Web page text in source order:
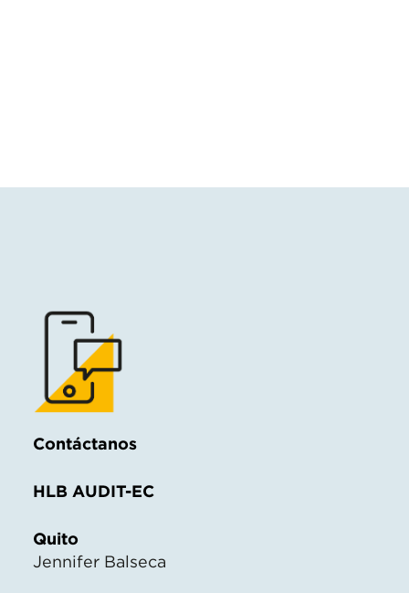
Contáctanos
HLB AUDIT-EC
Quito
Jennifer Balseca